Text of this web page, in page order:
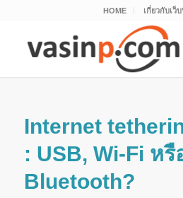
HOME เกี่ยวกับเว็
Internet
: USB, Wi-Fi หรื
Bluetooth?